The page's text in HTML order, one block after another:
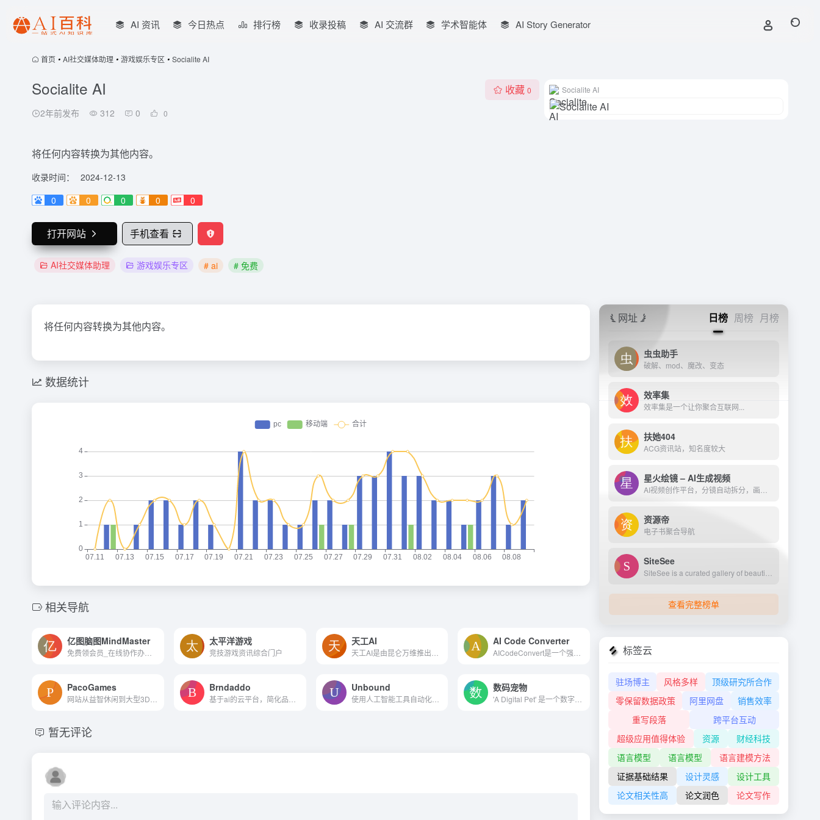
AI 资讯 今日热点 排行榜 收录投稿 AI 交流群 学术智能体 AI Story Generator
首页 • AI社交媒体助理 • 游戏娱乐专区 • Socialite AI
Socialite AI
2年前发布 312 0 0
收藏 0
将任何内容转换为其他内容。
收录时间：
2024-12-13
0
0 0 0 0
打开网站 手机查看
AI社交媒体助理 游戏娱乐专区 # ai # 免费
Socialite AI
将任何内容转换为其他内容。
数据统计
相关导航
亿图脑图MindMaster 太平洋游戏
竞技游戏资讯综合门户
天工AI AI Code Converter
PacoGames Brndaddo Unbound
使用人工智能工具自动化内容创建。非常适合小企业
数码宠物
暂无评论
网址 日榜 周榜 月榜
虫虫助手
破解、mod、魔改、变态
效率集
效率集是一个让你聚合互联网...
扶她404
ACG资讯站，知名度较大
星火绘镜 – AI生成视频
资源帝
电子书聚合导航
SiteSee
查看完整榜单
标签云
驻场博主 风格多样
顶级研究所合作
零保留数据政策
阿里网盘
销售效率
重写段落
跨平台互动
超级应用值得体验
资源
财经科技
语言模型
语言模型
语言建模方法
证据基础结果
设计灵感
设计工具
论文相关性高
论文润色 论文写作